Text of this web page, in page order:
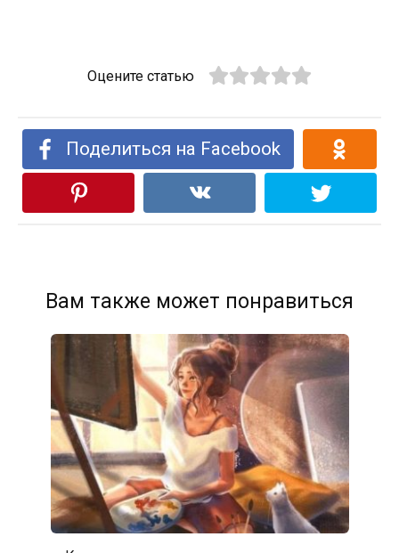
Оцените статью
Поделиться на Facebook
Вам также может понравиться